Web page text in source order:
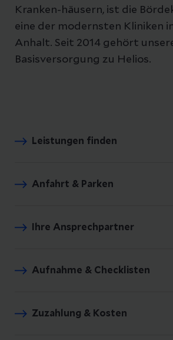
Kranken-häusern, ist die
eine der modernsten Kliniken
Anhalt. Seit 2014 gehört
Basisversorgung zu Helios.
Leistungen finden
Anfahrt & Parken
Ihre Ansprechpartner
Aufnahme & Checklisten
Zuzahlung & Kosten